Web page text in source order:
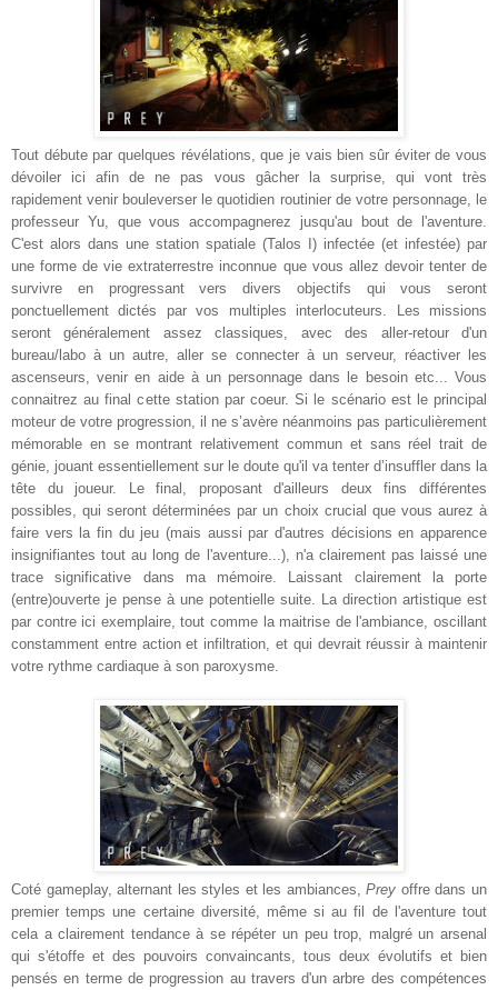
Tout débute par quelques révélations, que je vais bien sûr éviter de vous
dévoiler ici afin de ne pas vous gâcher la surprise, qui vont très
rapidement venir bouleverser le quotidien routinier de votre personnage, le
professeur Yu, que vous accompagnerez jusqu'au bout de l'aventure.
C'est alors dans une station spatiale (Talos I) infectée (et infestée) par
une forme de vie extraterrestre inconnue que vous allez devoir tenter de
survivre en progressant vers divers objectifs qui vous seront
ponctuellement dictés par vos multiples interlocuteurs. Les missions
seront généralement assez classiques, avec des aller-retour d'un
bureau/labo à un autre, aller se connecter à un serveur, réactiver les
ascenseurs, venir en aide à un personnage dans le besoin etc... Vous
connaitrez au final cette station par coeur. Si le scénario est le principal
moteur de votre progression, il ne s’avère néanmoins pas particulièrement
mémorable en se montrant relativement commun et sans réel trait de
génie, jouant essentiellement sur le doute qu'il va tenter d’insuffler dans la
tête du joueur. Le final, proposant d'ailleurs deux fins différentes
possibles, qui seront déterminées par un choix crucial que vous aurez à
faire vers la fin du jeu (mais aussi par d'autres décisions en apparence
insignifiantes tout au long de l'aventure...), n'a clairement pas laissé une
trace significative dans ma mémoire. Laissant clairement la porte
(entre)ouverte je pense à une potentielle suite. La direction artistique est
par contre ici exemplaire, tout comme la maitrise de l'ambiance, oscillant
constamment entre action et infiltration, et qui devrait réussir à maintenir
votre rythme cardiaque à son paroxysme.
Coté gameplay, alternant les styles et les ambiances,Prey offre dans un
premier temps une certaine diversité, même si au fil de l'aventure tout
cela a clairement tendance à se répéter un peu trop, malgré un arsenal
qui s'étoffe et des pouvoirs convaincants, tous deux évolutifs et bien
pensés en terme de progression au travers d'un arbre des compétences